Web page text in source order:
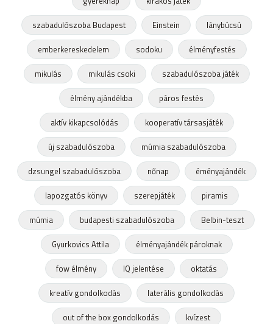
szabadulószoba Budapest
Einstein
lánybúcsú
emberkereskedelem
sodoku
élményfestés
mikulás
mikulás csoki
szabadulószoba játék
élmény ajándékba
páros festés
aktív kikapcsolódás
kooperatív társasjáték
új szabadulószoba
múmia szabadulószoba
dzsungel szabadulószoba
nőnap
éményajándék
lapozgatós könyv
szerepjáték
piramis
múmia
budapesti szabadulószoba
Belbin-teszt
Gyurkovics Attila
élményajándék pároknak
fow élmény
IQ jelentése
oktatás
kreatív gondolkodás
laterális gondolkodás
out of the box gondolkodás
kvízest